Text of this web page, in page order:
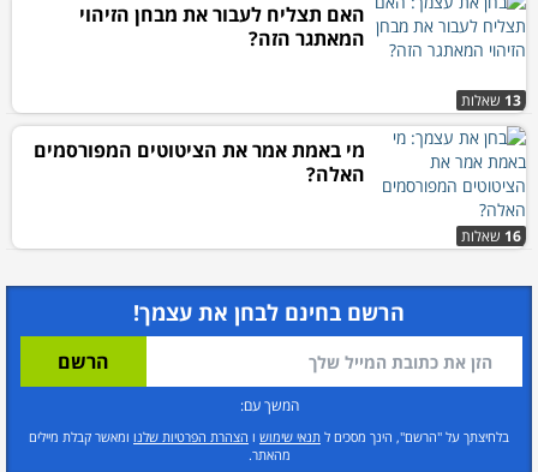
13 שאלות
האם תצליח לעבור את מבחן הזיהוי
המאתגר הזה?
16 שאלות
מי באמת אמר את הציטוטים המפורסמים
האלה?
הרשם בחינם לבחן את עצמך!
המשך עם:
בלחיצתך על "הרשם", הינך מסכים ל תנאי שימוש ו הצהרת הפרטיות שלנו ומאשר קבלת מיילים
מהאתר.